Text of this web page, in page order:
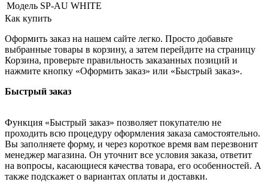
Модель SP-AU WHITE
Как купить
Оформить заказ на нашем сайте легко. Просто добавьте
выбранные товары в корзину, а затем перейдите на страницу
Корзина, проверьте правильность заказанных позиций и
нажмите кнопку «Оформить заказ» или «Быстрый заказ».
Быстрый заказ
Функция «Быстрый заказ» позволяет покупателю не
проходить всю процедуру оформления заказа самостоятельно.
Вы заполняете форму, и через короткое время вам перезвонит
менеджер магазина. Он уточнит все условия заказа, ответит
на вопросы, касающиеся качества товара, его особенностей. А
также подскажет о вариантах оплаты и доставки.